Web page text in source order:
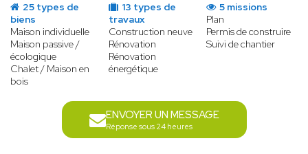
25 types de
biens
Maison individuelle
Maison passive /
écologique
Chalet / Maison en
bois
13 types de
travaux
Construction neuve
Rénovation
Rénovation
énergétique
5 missions
Plan
Permis de construire
Suivi de chantier
ENVOYER UN MESSAGE
Réponse sous 24 heures